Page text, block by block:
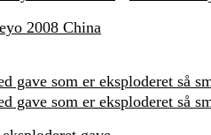
2008 China